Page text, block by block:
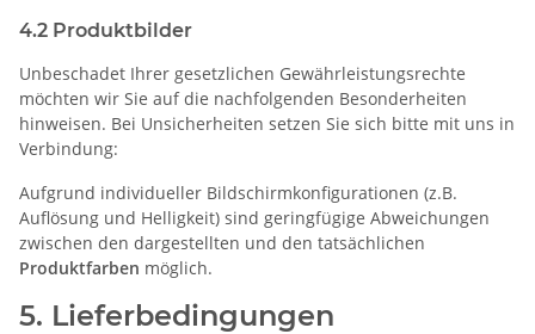
4.2 Produktbilder
Unbeschadet Ihrer gesetzlichen Gewährleistungsrechte
möchten wir Sie auf die nachfolgenden Besonderheiten
hinweisen. Bei Unsicherheiten setzen Sie sich bitte mit uns in
Verbindung:
Aufgrund individueller Bildschirmkonfigurationen (z.B.
Auflösung und Helligkeit) sind geringfügige Abweichungen
zwischen den dargestellten und den tatsächlichen
Produktfarben möglich.
5. Lieferbedingungen